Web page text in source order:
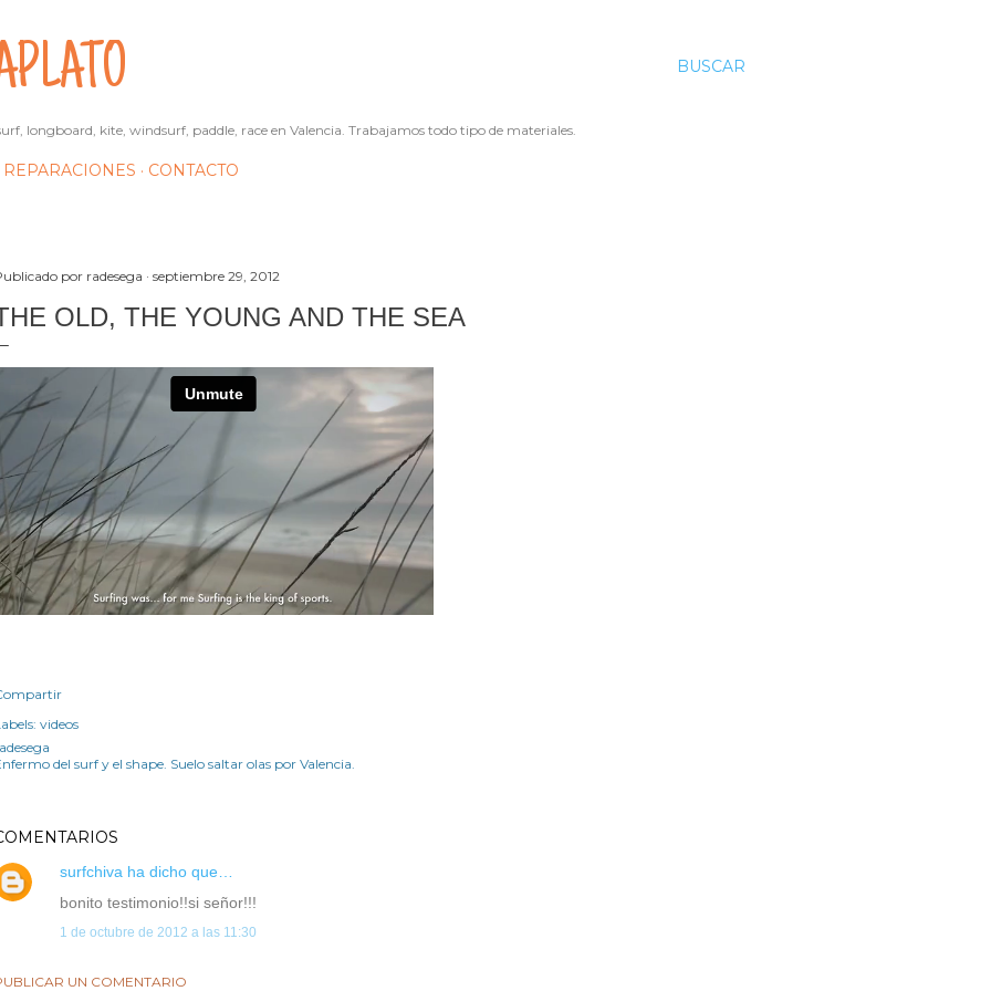
BUSCAR
longboard, kite, windsurf, paddle, race en Valencia. Trabajamos todo tipo de materiales.
REPARACIONES CONTACTO
por radesega septiembre 29, 2012
OLD, THE YOUNG AND THE SEA
videos
del surf y el shape. Suelo saltar olas por Valencia.
surfchiva ha dicho que…
bonito testimonio!!si señor!!!
1 de octubre de 2012 a las 11:30
UN COMENTARIO